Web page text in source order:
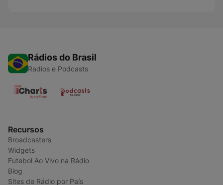
Rádios do Brasil
Radios e Podcasts
Recursos
Broadcasters
Widgets
Futebol Ao Vivo na Rádio
Blog
Sites de Rádio por País